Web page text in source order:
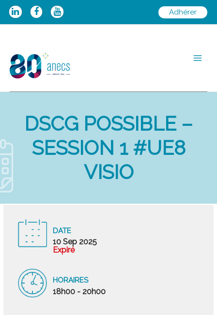
Aller
Adhérer
DSCG POSSIBLE –
SESSION 1 #UE8
VISIO
DATE
10 Sep 2025
Expiré
HORAIRES
18h00 - 20h00